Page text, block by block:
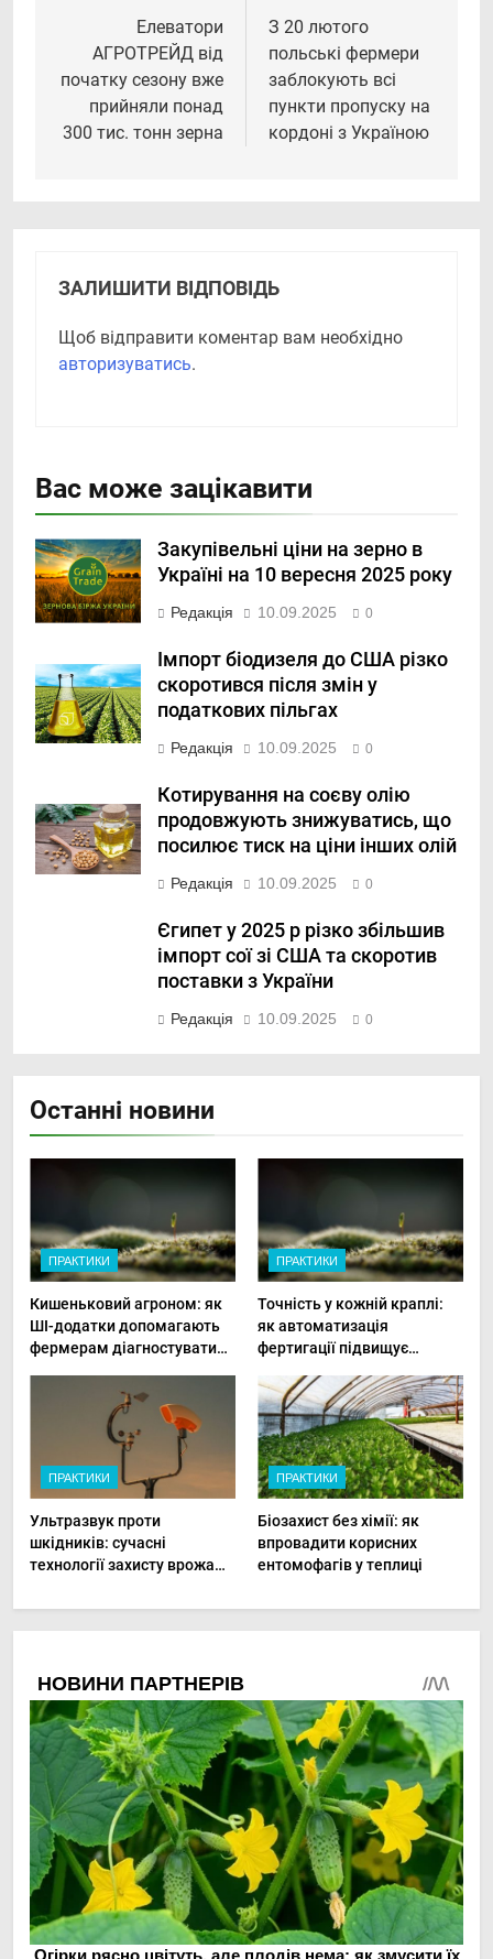
записівЕлеватори
АГРОТРЕЙД від
початку сезону вже
прийняли понад
300 тис. тонн зерна
З 20 лютого
польські фермери
заблокують всі
пункти пропуску на
кордоні з Україною
ЗАЛИШИТИ ВІДПОВІДЬ
Щоб відправити коментар вам необхідно
авторизуватись.
Вас може зацікавити
Закупівельні ціни на зерно в
Україні на 10 вересня 2025 року
Редакція 10.09.2025 0
Імпорт біодизеля до США різко
скоротився після змін у
податкових пільгах
Редакція 10.09.2025 0
Котирування на соєву олію
продовжують знижуватись, що
посилює тиск на ціни інших олій
Редакція 10.09.2025 0
Єгипет у 2025 р різко збільшив
імпорт сої зі США та скоротив
поставки з України
Редакція 10.09.2025 0
Останні новини
ПРАКТИКИ
Кишеньковий агроном: як
ШІ-додатки допомагають
фермерам діагностувати
ПРАКТИКИ
Точність у кожній краплі:
як автоматизація
фертигації підвищує
ПРАКТИКИ
Ультразвук проти
шкідників: сучасні
технології захисту врожаю
ПРАКТИКИ
Біозахист без хімії: як
впровадити корисних
ентомофагів у теплиці